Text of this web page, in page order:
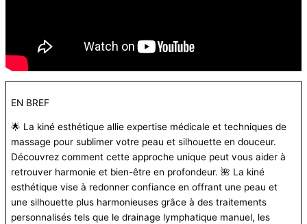
EN BREF
🌟 La kiné esthétique allie expertise médicale et techniques de
massage pour sublimer votre peau et silhouette en douceur.
Découvrez comment cette approche unique peut vous aider à
retrouver harmonie et bien-être en profondeur. 🌺 La kiné
esthétique vise à redonner confiance en offrant une peau et
une silhouette plus harmonieuses grâce à des traitements
personnalisés tels que le drainage lymphatique manuel, les